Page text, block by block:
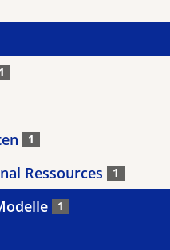
1
1
Ressources 1
1